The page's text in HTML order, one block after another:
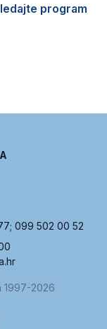
program
099 502 00 52
1997-2026